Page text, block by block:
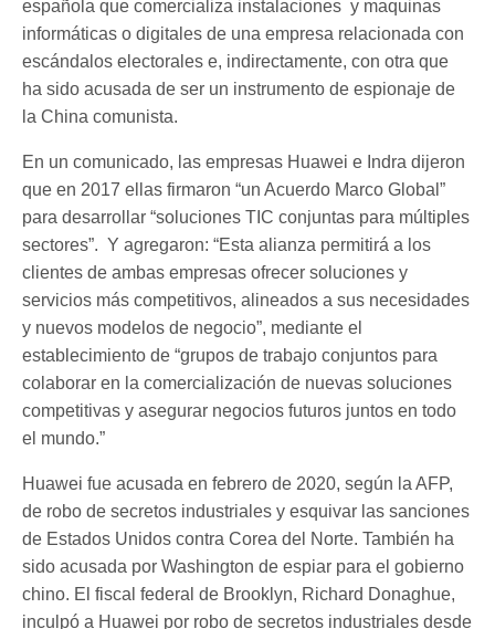
española que comercializa instalaciones y maquinas
informáticas o digitales de una empresa relacionada con
escándalos electorales e, indirectamente, con otra que
ha sido acusada de ser un instrumento de espionaje de
la China comunista.
En un comunicado, las empresas Huawei e Indra dijeron
que en 2017 ellas firmaron “un Acuerdo Marco Global”
para desarrollar “soluciones TIC conjuntas para múltiples
sectores”. Y agregaron: “Esta alianza permitirá a los
clientes de ambas empresas ofrecer soluciones y
servicios más competitivos, alineados a sus necesidades
y nuevos modelos de negocio”, mediante el
establecimiento de “grupos de trabajo conjuntos para
colaborar en la comercialización de nuevas soluciones
competitivas y asegurar negocios futuros juntos en todo
el mundo.”
Huawei fue acusada en febrero de 2020, según la AFP,
de robo de secretos industriales y esquivar las sanciones
de Estados Unidos contra Corea del Norte. También ha
sido acusada por Washington de espiar para el gobierno
chino. El fiscal federal de Brooklyn, Richard Donaghue,
inculpó a Huawei por robo de secretos industriales desde